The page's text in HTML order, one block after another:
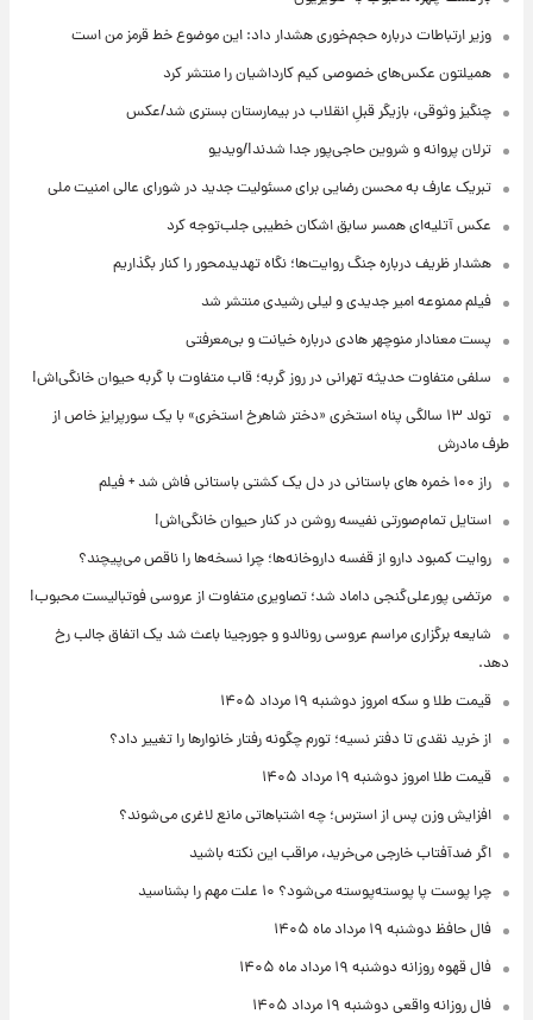
وزیر ارتباطات درباره حجم‌خوری هشدار داد: این موضوع خط قرمز من است
همیلتون عکس‌های خصوصی کیم‌ کارداشیان را منتشر کرد
چنگیز وثوقی، بازیگر قبلِ انقلاب در بیمارستان بستری شد/عکس
ترلان پروانه و شروین حاجی‌پور جدا شدند!/ویدیو
تبریک عارف به محسن رضایی برای مسئولیت جدید در شورای عالی امنیت ملی
عکس‌ آتلیه‌ای همسر سابق اشکان خطیبی جلب‌توجه کرد
هشدار ظریف درباره جنگ روایت‌ها؛ نگاه تهدیدمحور را کنار بگذاریم
فیلم ممنوعه امیر جدیدی و لیلی رشیدی منتشر شد
پست معنادار منوچهر هادی درباره خیانت و بی‌معرفتی
سلفی متفاوت حدیثه تهرانی در روز گربه؛ قاب متفاوت با گربه حیوان خانگی‌اش!
تولد ۱۳ سالگی پناه استخری «دختر شاهرخ استخری» با یک سورپرایز خاص از
طرف مادرش
راز ۱۰۰ خمره های باستانی در دل یک کشتی باستانی فاش شد + فیلم
استایل تمام‌صورتی نفیسه روشن در کنار حیوان خانگی‌اش!
روایت کمبود دارو از قفسه داروخانه‌ها؛ چرا نسخه‌ها را ناقص می‌پیچند؟
مرتضی پورعلی‌گنجی داماد شد؛ تصاویری متفاوت از عروسی فوتبالیست محبوب!
شایعه برگزاری مراسم عروسی رونالدو و جورجینا باعث شد یک اتفاق جالب رخ
دهد.
قیمت طلا و سکه امروز دوشنبه ۱۹ مرداد ۱۴۰۵
از خرید نقدی تا دفتر نسیه؛ تورم چگونه رفتار خانوارها را تغییر داد؟
قیمت طلا امروز دوشنبه ۱۹ مرداد ۱۴۰۵
افزایش وزن پس از استرس؛ چه اشتباهاتی مانع لاغری می‌شوند؟
اگر ضدآفتاب خارجی می‌خرید، مراقب این نکته باشید
چرا پوست پا پوسته‌پوسته می‌شود؟ ۱۰ علت مهم را بشناسید
فال حافظ دوشنبه ۱۹ مرداد ماه ۱۴۰۵
فال قهوه روزانه دوشنبه ۱۹ مرداد ماه ۱۴۰۵
فال روزانه واقعی دوشنبه ۱۹ مرداد ۱۴۰۵